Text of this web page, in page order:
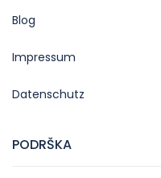
Blog
Impressum
Datenschutz
PODRŠKA